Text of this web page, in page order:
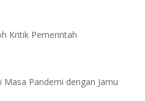
Kritik Pemerintah
Masa Pandemi dengan Jamu